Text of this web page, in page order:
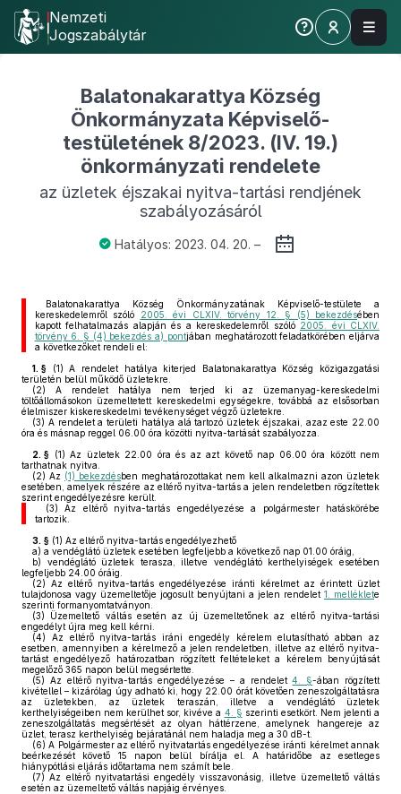
Nemzeti
Jogszabálytár
Balatonakarattya Község
Önkormányzata Képviselő-
testületének 8/2023. (IV. 19.)
önkormányzati rendelete
az üzletek éjszakai nyitva-tartási rendjének
szabályozásáról
Hatályos: 2023. 04. 20. –
Balatonakarattya Község Önkormányzatának Képviselő-testülete a
kereskedelemről szóló
2005. évi CLXIV. törvény 12. § (5) bekezdésében
kapott felhatalmazás alapján és a kereskedelemről szóló 2005. évi CLXIV.
törvény 6. § (4) bekezdés a) pontjában meghatározott feladatkörében eljárva
a következőket rendeli el:
1. § (1) A rendelet hatálya kiterjed Balatonakarattya Község közigazgatási
területén belül működő üzletekre.
(2) A rendelet hatálya nem terjed ki az üzemanyag-kereskedelmi
töltőállomásokon üzemeltetett kereskedelmi egységekre, továbbá az elsősorban
élelmiszer kiskereskedelmi tevékenységet végző üzletekre.
(3) A rendelet a területi hatálya alá tartozó üzletek éjszakai, azaz este 22.00
óra és másnap reggel 06.00 óra közötti nyitva-tartását szabályozza.
2. § (1) Az üzletek 22.00 óra és az azt követő nap 06.00 óra között nem
tarthatnak nyitva.
(2) Az (1) bekezdésben meghatározottakat nem kell alkalmazni azon üzletek
esetében, amelyek részére az eltérő nyitva-tartás a jelen rendeletben rögzítettek
szerint engedélyezésre került.
(3) Az eltérő nyitva-tartás engedélyezése a polgármester hatáskörébe
tartozik.
3. § (1) Az eltérő nyitva-tartás engedélyezhető
a) a vendéglátó üzletek esetében legfeljebb a következő nap 01.00 óráig,
b) vendéglátó üzletek terasza, illetve vendéglátó kerthelyiségek esetében
legfeljebb 24.00 óráig.
(2) Az eltérő nyitva-tartás engedélyezése iránti kérelmet az érintett üzlet
tulajdonosa vagy üzemeltetője jogosult benyújtani a jelen rendelet 1. melléklete
szerinti formanyomtatványon.
(3) Üzemeltető váltás esetén az új üzemeltetőnek az eltérő nyitva-tartási
engedélyt újra meg kell kérni.
(4) Az eltérő nyitva-tartás iráni engedély kérelem elutasítható abban az
esetben, amennyiben a kérelmező a jelen rendeletben, illetve az eltérő nyitva-
tartást engedélyező határozatban rögzített feltételeket a kérelem benyújtását
megelőző 365 napon belül megsértette.
(5) Az eltérő nyitva-tartás engedélyezése – a rendelet4. §-ában rögzített
kivétellel – kizárólag úgy adható ki, hogy 22.00 órát követően zeneszolgáltatásra
az üzletekben, az üzletek teraszán, illetve a vendéglátó üzletek
kerthelyiségeiben nem kerülhet sor, kivéve a 4. § szerinti esetkört. Nem jelenti a
zeneszolgáltatás megsértését az olyan háttérzene, amelynek hangereje az
üzlet, terasz kerthelyiség bejáratánál nem haladja meg a 30 dB-t.
(6) A Polgármester az eltérő nyitvatartás engedélyezése iránti kérelmet annak
beérkezését követő 15 napon belül bírálja el. A határidőbe az esetleges
hiánypótlási eljárás időtartama nem számít bele.
(7) Az eltérő nyitvatartási engedély visszavonásig, illetve üzemeltető váltás
esetén az üzemeltető váltás napjáig érvényes.